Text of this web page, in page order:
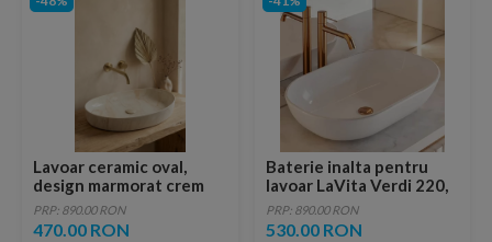
Lavoar ceramic oval,
design marmorat crem
lucios cu vene aurii,
ventil inclus
PRP: 890.00 RON
470.00 RON
Baterie inalta pentru
lavoar LaVita Verdi 220,
fara ventil, brushed
copper
PRP: 890.00 RON
530.00 RON